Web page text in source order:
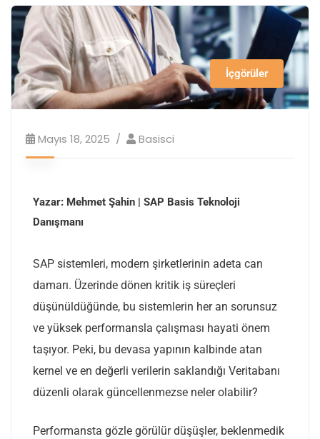
İçgörüler
Mayıs 18, 2025 Basisci
Yazar: Mehmet Şahin | SAP Basis Teknoloji
Danışmanı
SAP sistemleri, modern şirketlerinin adeta can
damarı. Üzerinde dönen kritik iş süreçleri
düşünüldüğünde, bu sistemlerin her an sorunsuz
ve yüksek performansla çalışması hayati önem
taşıyor. Peki, bu devasa yapının kalbinde atan
kernel ve en değerli verilerin saklandığı Veritabanı
düzenli olarak güncellenmezse neler olabilir?
Performansta gözle görülür düşüşler, beklenmedik